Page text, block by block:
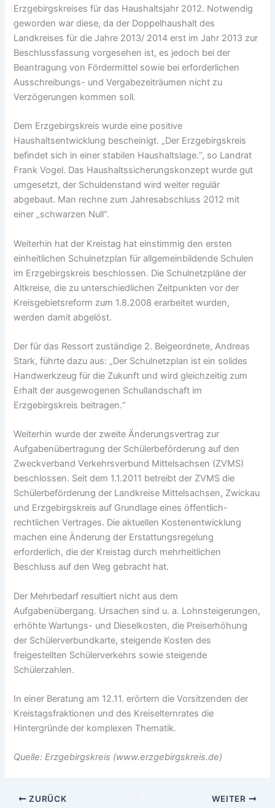
Erzgebirgskreises für das Haushaltsjahr 2012. Notwendig
geworden war diese, da der Doppelhaushalt des
Landkreises für die Jahre 2013/ 2014 erst im Jahr 2013 zur
Beschlussfassung vorgesehen ist, es jedoch bei der
Beantragung von Fördermittel sowie bei erforderlichen
Ausschreibungs- und Vergabezeiträumen nicht zu
Verzögerungen kommen soll.
Dem Erzgebirgskreis wurde eine positive
Haushaltsentwicklung bescheinigt. „Der Erzgebirgskreis
befindet sich in einer stabilen Haushaltslage.“, so Landrat
Frank Vogel. Das Haushaltssicherungskonzept wurde gut
umgesetzt, der Schuldenstand wird weiter regulär
abgebaut. Man rechne zum Jahresabschluss 2012 mit
einer „schwarzen Null“.
Weiterhin hat der Kreistag hat einstimmig den ersten
einheitlichen Schulnetzplan für allgemeinbildende Schulen
im Erzgebirgskreis beschlossen. Die Schulnetzpläne der
Altkreise, die zu unterschiedlichen Zeitpunkten vor der
Kreisgebietsreform zum 1.8.2008 erarbeitet wurden,
werden damit abgelöst.
Der für das Ressort zuständige 2. Beigeordnete, Andreas
Stark, führte dazu aus: „Der Schulnetzplan ist ein solides
Handwerkzeug für die Zukunft und wird gleichzeitig zum
Erhalt der ausgewogenen Schullandschaft im
Erzgebirgskreis beitragen.“
Weiterhin wurde der zweite Änderungsvertrag zur
Aufgabenübertragung der Schülerbeförderung auf den
Zweckverband Verkehrsverbund Mittelsachsen (ZVMS)
beschlossen. Seit dem 1.1.2011 betreibt der ZVMS die
Schülerbeförderung der Landkreise Mittelsachsen, Zwickau
und Erzgebirgskreis auf Grundlage eines öffentlich-
rechtlichen Vertrages. Die aktuellen Kostenentwicklung
machen eine Änderung der Erstattungsregelung
erforderlich, die der Kreistag durch mehrheitlichen
Beschluss auf den Weg gebracht hat.
Der Mehrbedarf resultiert nicht aus dem
Aufgabenübergang. Ursachen sind u. a. Lohnsteigerungen,
erhöhte Wartungs- und Dieselkosten, die Preiserhöhung
der Schülerverbundkarte, steigende Kosten des
freigestellten Schülerverkehrs sowie steigende
Schülerzahlen.
In einer Beratung am 12.11. erörtern die Vorsitzenden der
Kreistagsfraktionen und des Kreiselternrates die
Hintergründe der komplexen Thematik.
Quelle: Erzgebirgskreis (www.erzgebirgskreis.de)
ZURÜCK WEITER